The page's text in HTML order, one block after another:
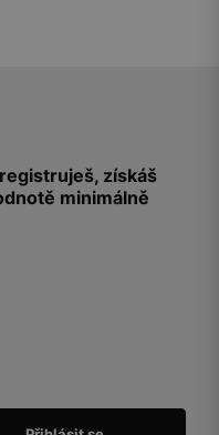
získáš
minimálně